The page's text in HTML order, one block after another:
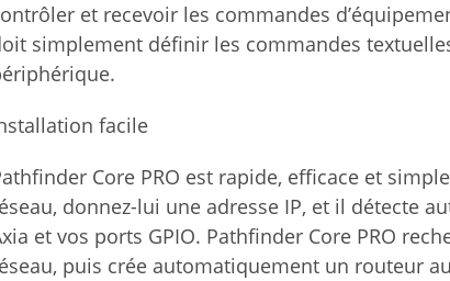
et recevoir les commandes
simplement définir les commandes
facile
Core PRO est rapide, efficace et
donnez-lui une adresse IP, et il détecte
et vos ports GPIO. Pathfinder Core PRO
puis crée automatiquement un routeur